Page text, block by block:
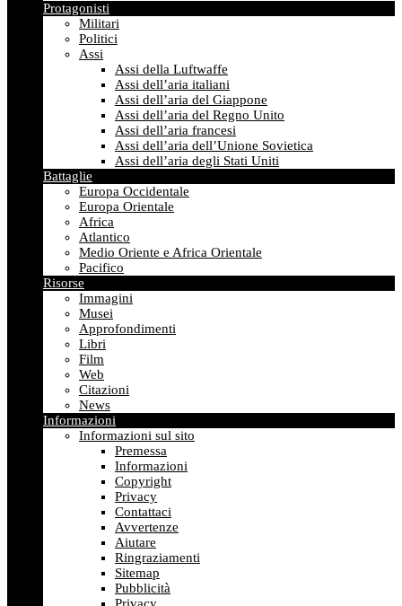
Protagonisti
Militari
Politici
Assi
Assi della Luftwaffe
Assi dell’aria italiani
Assi dell’aria del Giappone
Assi dell’aria del Regno Unito
Assi dell’aria francesi
Assi dell’aria dell’Unione Sovietica
Assi dell’aria degli Stati Uniti
Battaglie
Europa Occidentale
Europa Orientale
Africa
Atlantico
Medio Oriente e Africa Orientale
Pacifico
Risorse
Immagini
Musei
Approfondimenti
Libri
Film
Web
Citazioni
News
Informazioni
Informazioni sul sito
Premessa
Informazioni
Copyright
Privacy
Contattaci
Avvertenze
Aiutare
Ringraziamenti
Sitemap
Pubblicità